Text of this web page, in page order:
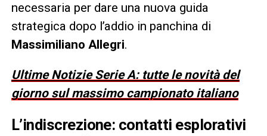
necessaria per dare una nuova guida
strategica dopo l’addio in panchina di
Massimiliano Allegri.
Ultime Notizie Serie A: tutte le novità del
giorno sul massimo campionato italiano
L’indiscrezione: contatti esplorativi